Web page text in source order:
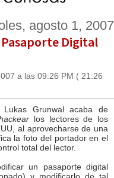
agosto 1, 2007
Digital
a las 09:26 PM ( 21:26
Grunwal acaba de
los lectores de los
al aprovecharse de una
la foto del portador en el
total del lector.
un pasaporte digital